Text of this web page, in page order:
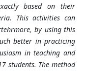
based on their
This activities can
by using this
better in practicing
in teaching and
students. The method